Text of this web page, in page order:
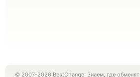
© 2007-2026 BestChange. Знаем, где